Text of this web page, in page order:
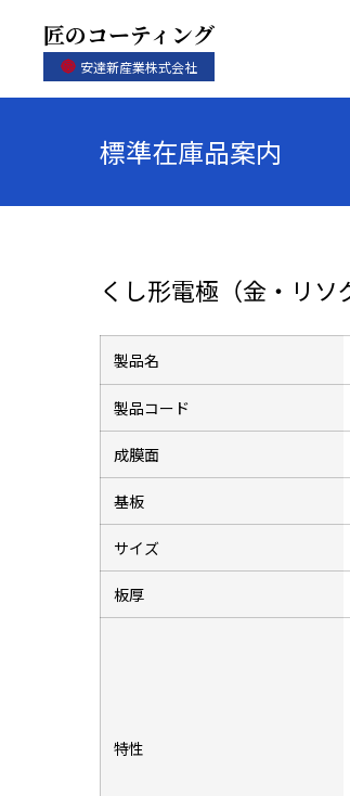
匠のコーティング
安達新産業株式会社
標準在庫品案内
くし形電極（金・リソ
製品名
製品コード
成膜面
基板
サイズ
板厚
特性